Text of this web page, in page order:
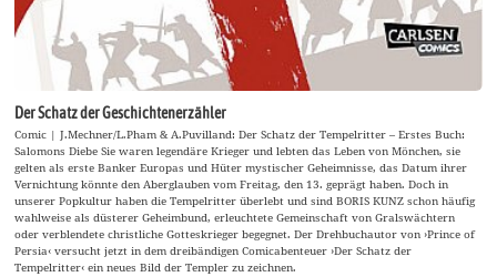
Der Schatz der Geschichtenerzähler
Comic | J.Mechner/L.Pham & A.Puvilland: Der Schatz der Tempelritter – Erstes Buch:
Salomons Diebe Sie waren legendäre Krieger und lebten das Leben von Mönchen, sie
gelten als erste Banker Europas und Hüter mystischer Geheimnisse, das Datum ihrer
Vernichtung könnte den Aberglauben vom Freitag, den 13. geprägt haben. Doch in
unserer Popkultur haben die Tempelritter überlebt und sind BORIS KUNZ schon häufig
wahlweise als düsterer Geheimbund, erleuchtete Gemeinschaft von Gralswächtern
oder verblendete christliche Gotteskrieger begegnet. Der Drehbuchautor von ›Prince of
Persia‹ versucht jetzt in dem dreibändigen Comicabenteuer ›Der Schatz der
Tempelritter‹ ein neues Bild der Templer zu zeichnen.